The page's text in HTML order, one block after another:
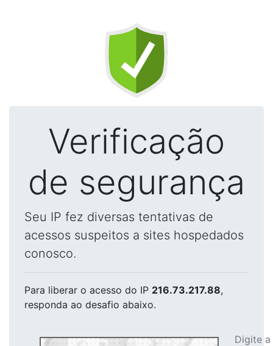
Verificação
de segurança
Seu IP fez diversas tentativas de
acessos suspeitos a sites hospedados
conosco.
Para liberar o acesso do IP 216.73.217.88,
responda ao desafio abaixo.
Digite